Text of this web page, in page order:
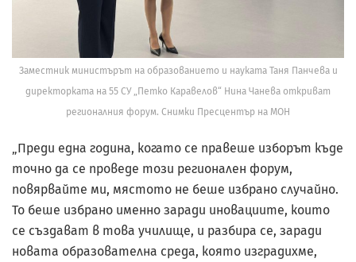
Заместник министърът на образованието и науката Таня Панчева и
директорката на 55 СУ „Петко Каравелов“ Нина Чанева откриват
регионалния форум. Снимки Пресцентър на МОН
„Преди една година, когато се правеше изборът къде
точно да се проведе този регионален форум,
повярвайте ми, мястото не беше избрано случайно.
То беше избрано именно заради иновациите, които
се създават в това училище, и разбира се, заради
новата образователна среда, която изградихме,